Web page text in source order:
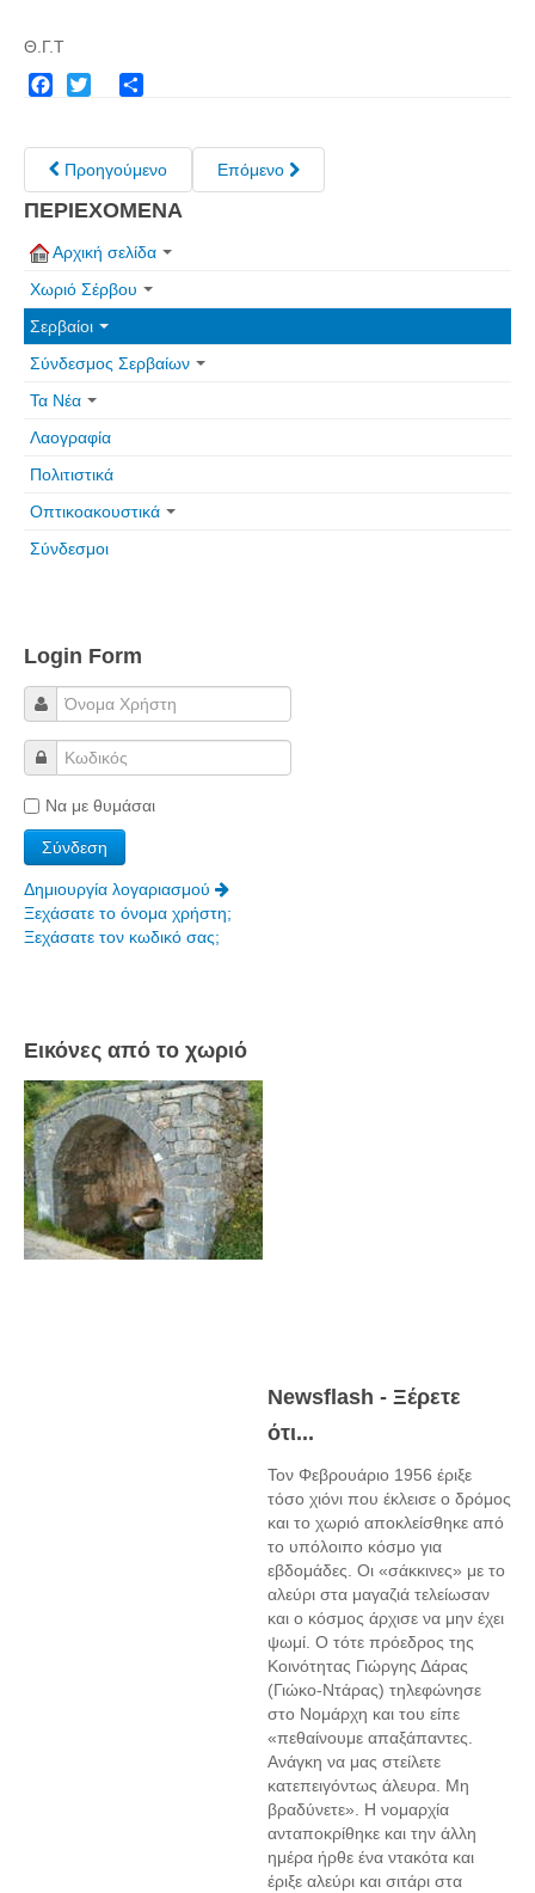
Θ.Γ.Τ
Προηγούμενο Επόμενο
ΠΕΡΙΕΧΟΜΕΝΑ
Αρχική σελίδα
Χωριό Σέρβου
Σερβαίοι
Σύνδεσμος Σερβαίων
Τα Νέα
Λαογραφία
Πολιτιστικά
Οπτικοακουστικά
Σύνδεσμοι
Login Form
Να με θυμάσαι
Δημιουργία λογαριασμού
Ξεχάσατε το όνομα χρήστη;
Ξεχάσατε τον κωδικό σας;
Εικόνες από το χωριό
Newsflash - Ξέρετε
ότι...
Τον Φεβρουάριο 1956 έριξε
τόσο χιόνι που έκλεισε ο δρόμος
και το χωριό αποκλείσθηκε από
το υπόλοιπο κόσμο για
εβδομάδες. Οι «σάκκινες» με το
αλεύρι στα μαγαζιά τελείωσαν
και ο κόσμος άρχισε να μην έχει
ψωμί. Ο τότε πρόεδρος της
Κοινότητας Γιώργης Δάρας
(Γιώκο-Ντάρας) τηλεφώνησε
στο Νομάρχη και του είπε
«πεθαίνουμε απαξάπαντες.
Ανάγκη να μας στείλετε
κατεπειγόντως άλευρα. Μη
βραδύνετε». Η νομαρχία
ανταποκρίθηκε και την άλλη
ημέρα ήρθε ένα ντακότα και
έριξε αλεύρι και σιτάρι στα